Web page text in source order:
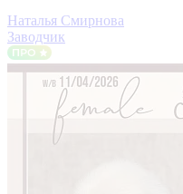
Наталья Смирнова
Заводчик